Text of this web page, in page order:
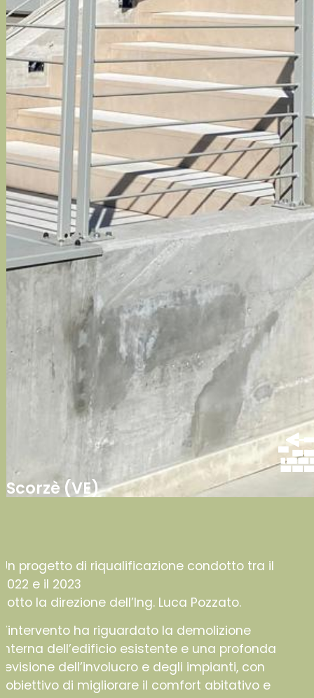
Scorzè (VE)
Un progetto di riqualificazione condotto tra il
2022 e il 2023
sotto la direzione dell’Ing. Luca Pozzato.
L’intervento ha riguardato la demolizione
interna dell’edificio esistente e una profonda
revisione dell’involucro e degli impianti, con
l’obiettivo di migliorare il comfort abitativo e